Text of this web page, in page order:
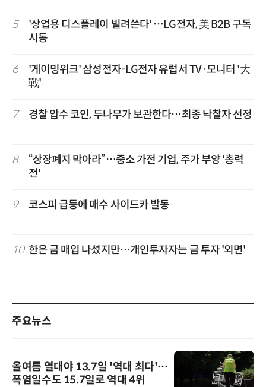
5
'상업용 디스플레이 빌려쓴다' …LG전자, 美 B2B 구독
시동
6
'게이밍위크' 삼성전자-LG전자 유럽서 TV·모니터 '大
戰'
7 경찰 압수 코인, 두나무가 보관한다…최종 낙찰자 선정
8
“상장폐지 막아라”…중소 가전 기업, 주가 부양 '총력
전'
9 코스피 급등에 매수 사이드카 발동
10 한은 금 매입 나섰지만…개인투자자는 금 투자 '외면'
주요뉴스
올여름 열대야 13.7일 '역대 최다'…
폭염일수도 15.7일로 역대 4위